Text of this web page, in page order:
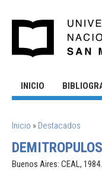
INICIO
SE ENCUENTRA USTED
Inicio » Destacados
Buenos Aires: CEAL, 1984.